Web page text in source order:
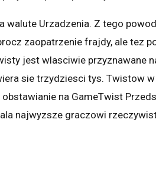
Urzadzenia. Z tego
zaopatrzenie frajdy, ale tez
jest wlasciwie przyznawane
sie trzydziesci tys. Twistow
na GameTwist
najwyzsze graczowi